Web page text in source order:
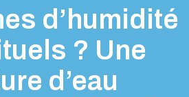
d’humidité
? Une
d’eau